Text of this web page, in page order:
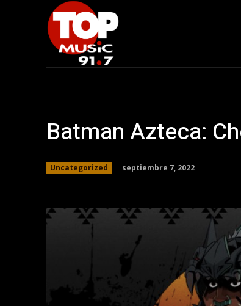
Batman Azteca:
Uncategorized septiembre 7, 2022